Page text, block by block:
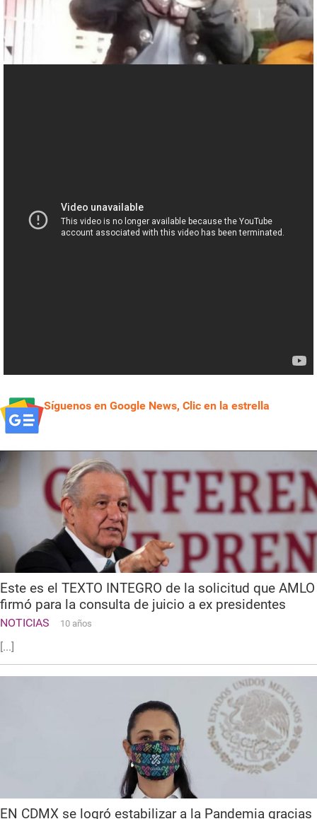
Síguenos en Google News, Clic en la estrella
Este es el TEXTO INTEGRO de la solicitud que AMLO
firmó para la consulta de juicio a ex presidentes
NOTICIAS 10 años
[...]
EN CDMX se logró estabilizar a la Pandemia gracias